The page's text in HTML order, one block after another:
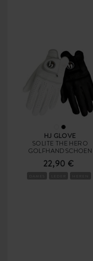
HJ GLOVE
SOLITE THE HERO
GOLFHANDSCHOEN
22,90 €